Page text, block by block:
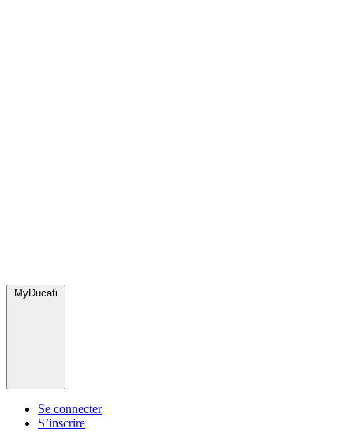
MyDucati
Se connecter
S’inscrire